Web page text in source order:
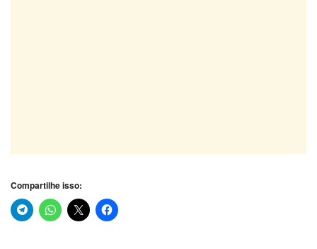
Compartilhe isso: